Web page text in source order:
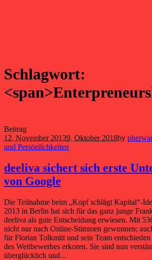
Schlagwort:
Beitrag
12. November 20139. Oktober 2018by
und Persönlichkeiten
deeliva sichert sich erste
von Google
Die Teilnahme beim „Kopf schlägt Kapital“-
2013 in Berlin hat sich für das ganz junge
deeliva als gute Entscheidung erwiesen. Mit
nicht nur nach Online-Stimmen gewonnen;
für Florian Tolkmitt und sein Team
des Wettbewerbes erkoren. Sie sind nun
überglücklich und...